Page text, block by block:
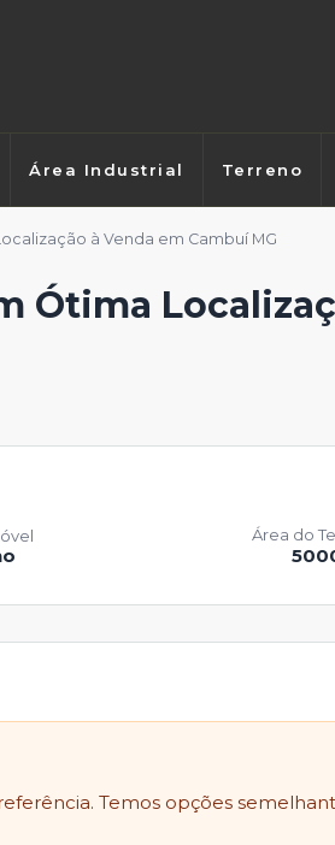
Área Industrial Terreno
à Venda em Cambuí MG
Ótima
Área do
Temos opções